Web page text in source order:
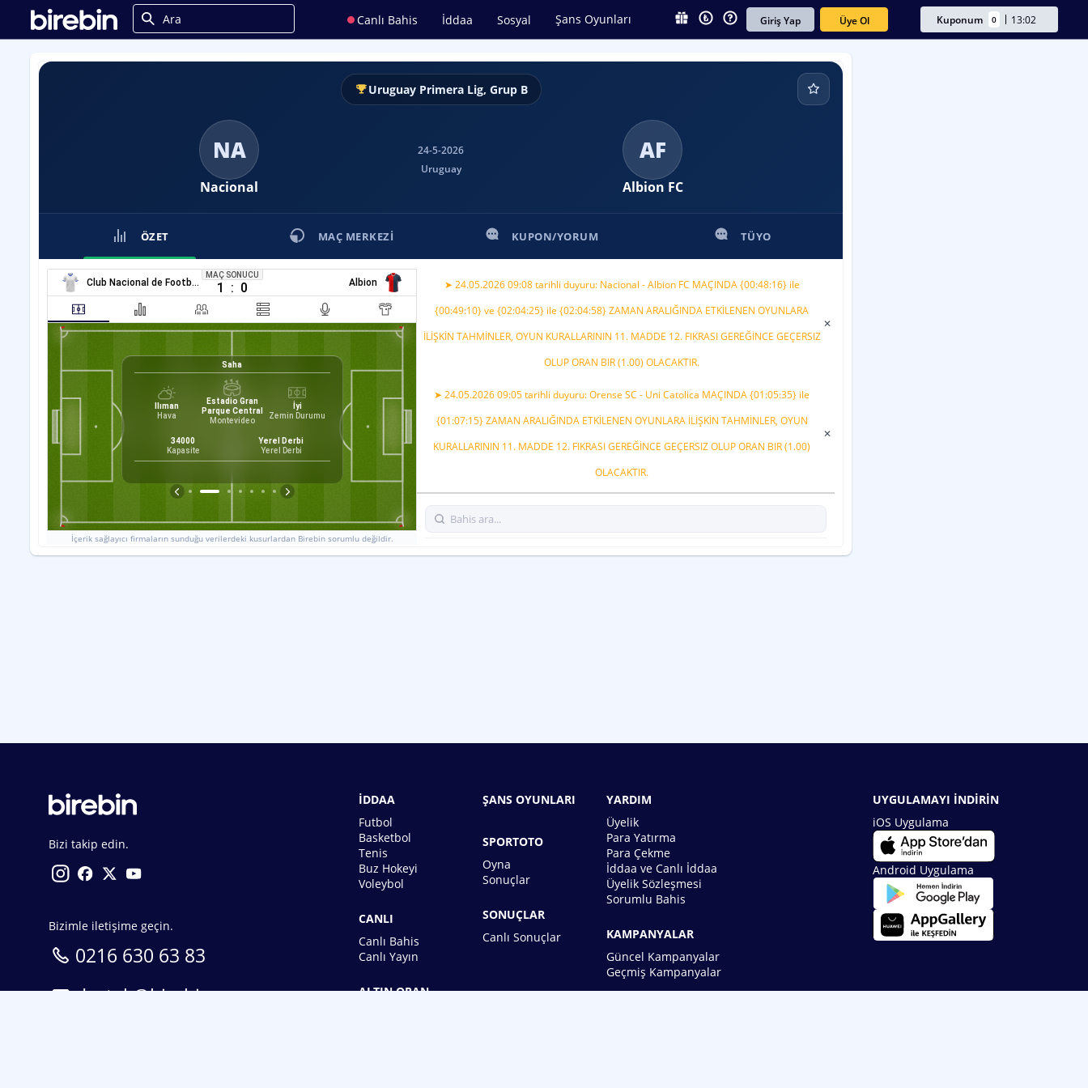
Canlı Bahis İddaa Sosyal Şans Oyunları Giriş Yap Üye Ol Kuponum 0 13:02
Uruguay Primera Lig, Grup B
NA
Nacional
24-5-2026
Uruguay
AF
Albion FC
ÖZET MAÇ MERKEZI KUPON/YORUM TÜYO
Club Nacional de Football
MAÇ SONUCU
1 : 0 Albion
Teknik Direktör
Saha
Ilıman
Hava
Estadio Gran
Parque Central
Montevideo
İyi
Zemin Durumu
34000
Kapasite
Yerel Derbi
Yerel Derbi
6
33%
B M
İçerik sağlayıcı firmaların sunduğu verilerdeki kusurlardan Birebin sorumlu değildir.
➤ 24.05.2026 09:08 tarihli duyuru: Nacional - Albion FC MAÇINDA {00:48:16} ile
{00:49:10} ve {02:04:25} ile {02:04:58} ZAMAN ARALIĞINDA ETKİLENEN OYUNLARA
İLİŞKİN TAHMİNLER, OYUN KURALLARININ 11. MADDE 12. FIKRASI GEREĞİNCE GEÇERSIZ
OLUP ORAN BIR (1.00) OLACAKTIR.
✕
➤ 24.05.2026 09:05 tarihli duyuru: Orense SC - Uni Catolica MAÇINDA {01:05:35} ile
{01:07:15} ZAMAN ARALIĞINDA ETKİLENEN OYUNLARA İLİŞKİN TAHMİNLER, OYUN
KURALLARININ 11. MADDE 12. FIKRASI GEREĞİNCE GEÇERSIZ OLUP ORAN BIR (1.00)
OLACAKTIR.
✕
Bizi takip edin.
Bizimle iletişime geçin.
0216 630 63 83
destek@birebin.com
İDDAA
Futbol
Basketbol
Tenis
Buz Hokeyi
Voleybol
CANLI
Canlı Bahis
Canlı Yayın
ALTIN ORAN
ŞANS OYUNLARI
SPORTOTO
Oyna
Sonuçlar
SONUÇLAR
Canlı Sonuçlar
YARDIM
Üyelik
Para Yatırma
Para Çekme
İddaa ve Canlı İddaa
Üyelik Sözleşmesi
Sorumlu Bahis
KAMPANYALAR
Güncel Kampanyalar
Geçmiş Kampanyalar
UYGULAMAYI İNDİRİN
iOS Uygulama
Android Uygulama